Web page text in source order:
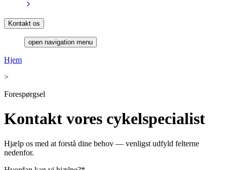
Kontakt os
open navigation menu
Hjem
>
Forespørgsel
Kontakt vores cykelspecialist
Hjælp os med at forstå dine behov — venligst udfyld felterne
nedenfor.